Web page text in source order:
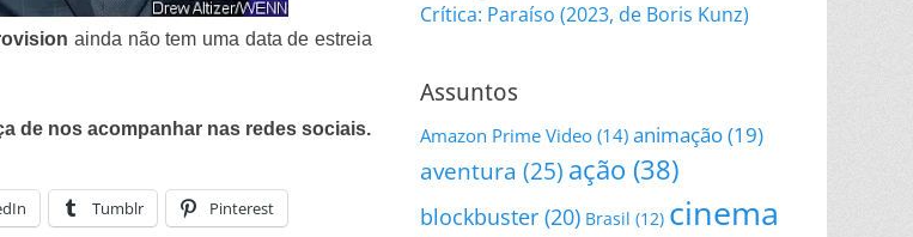
ainda não tem uma data de estreia
de nos acompanhar nas redes sociais.
Tumblr Pinterest
Crítica: Paraíso (2023, de Boris Kunz)
Assuntos
Amazon Prime Video (14) animação(19)
aventura (25) ação (38)
blockbuster (20) Brasil (12) cinema